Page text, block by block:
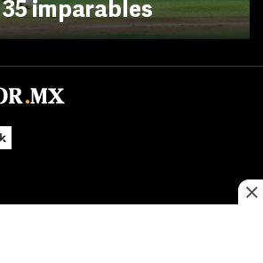
imparables